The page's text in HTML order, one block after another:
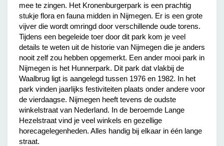
mee te zingen. Het Kronenburgerpark is een prachtig
stukje flora en fauna midden in Nijmegen. Er is een grote
vijver die wordt omringd door verschillende oude torens.
Tijdens een begeleide toer door dit park kom je veel
details te weten uit de historie van Nijmegen die je anders
nooit zelf zou hebben opgemerkt. Een ander mooi park in
Nijmegen is het Hunnerpark. Dit park dat vlakbij de
Waalbrug ligt is aangelegd tussen 1976 en 1982. In het
park vinden jaarlijks festiviteiten plaats onder andere voor
de vierdaagse. Nijmegen heeft tevens de oudste
winkelstraat van Nederland. In de beroemde Lange
Hezelstraat vind je veel winkels en gezellige
horecagelegenheden. Alles handig bij elkaar in één lange
straat.